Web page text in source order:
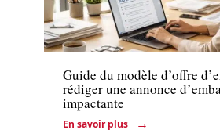
Entreprise
Guide du modèle d’offre
rédiger une annonce
impactante
En savoir plus